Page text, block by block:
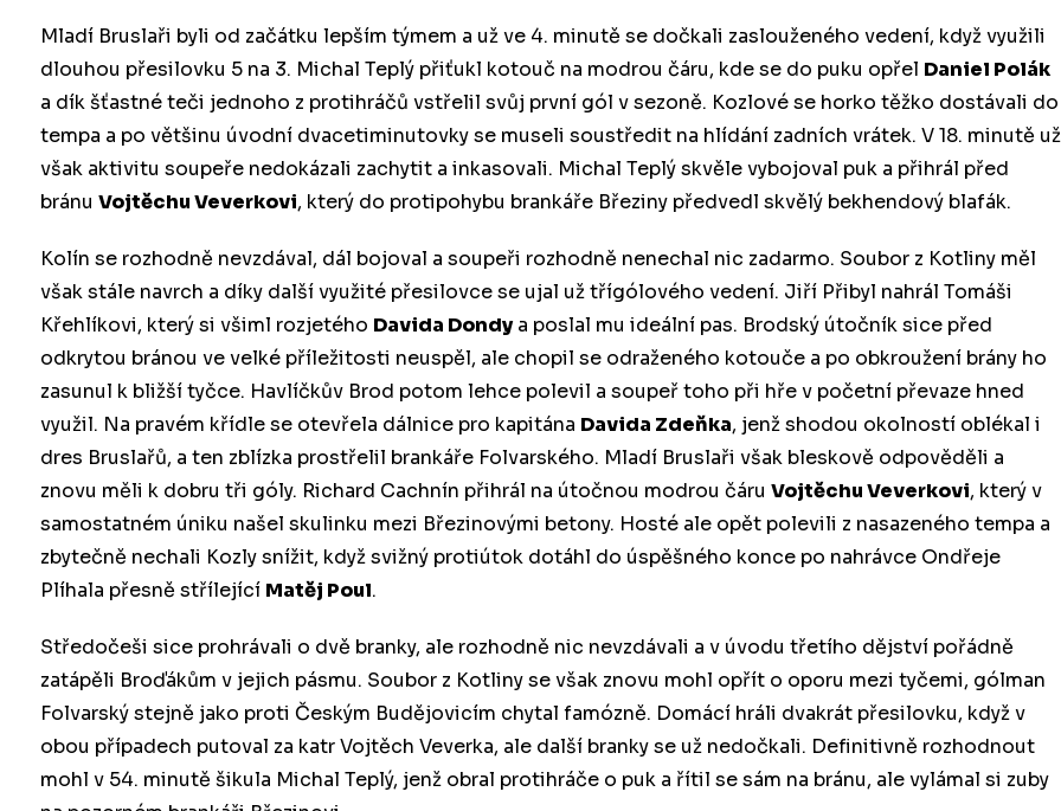
Mladí Bruslaři byli od začátku lepším týmem a už ve 4. minutě se dočkali zaslouženého vedení, když využili
dlouhou přesilovku 5 na 3. Michal Teplý přiťukl kotouč na modrou čáru, kde se do puku opřel Daniel Polák
a dík šťastné teči jednoho z protihráčů vstřelil svůj první gól v sezoně. Kozlové se horko těžko dostávali do
tempa a po většinu úvodní dvacetiminutovky se museli soustředit na hlídání zadních vrátek. V 18. minutě už
však aktivitu soupeře nedokázali zachytit a inkasovali. Michal Teplý skvěle vybojoval puk a přihrál před
bránu Vojtěchu Veverkovi, který do protipohybu brankáře Březiny předvedl skvělý bekhendový blafák.
Kolín se rozhodně nevzdával, dál bojoval a soupeři rozhodně nenechal nic zadarmo. Soubor z Kotliny měl
však stále navrch a díky další využité přesilovce se ujal už třígólového vedení. Jiří Přibyl nahrál Tomáši
Křehlíkovi, který si všiml rozjetého Davida Dondya poslal mu ideální pas. Brodský útočník sice před
odkrytou bránou ve velké příležitosti neuspěl, ale chopil se odraženého kotouče a po obkroužení brány ho
zasunul k bližší tyčce. Havlíčkův Brod potom lehce polevil a soupeř toho při hře v početní převaze hned
využil. Na pravém křídle se otevřela dálnice pro kapitána Davida Zdeňka, jenž shodou okolností oblékal i
dres Bruslařů, a ten zblízka prostřelil brankáře Folvarského. Mladí Bruslaři však bleskově odpověděli a
znovu měli k dobru tři góly. Richard Cachnín přihrál na útočnou modrou čáru Vojtěchu Veverkovi, který v
samostatném úniku našel skulinku mezi Březinovými betony. Hosté ale opět polevili z nasazeného tempa a
zbytečně nechali Kozly snížit, když svižný protiútok dotáhl do úspěšného konce po nahrávce Ondřeje
Plíhala přesně střílející Matěj Poul.
Středočeši sice prohrávali o dvě branky, ale rozhodně nic nevzdávali a v úvodu třetího dějství pořádně
zatápěli Broďákům v jejich pásmu. Soubor z Kotliny se však znovu mohl opřít o oporu mezi tyčemi, gólman
Folvarský stejně jako proti Českým Budějovicím chytal famózně. Domácí hráli dvakrát přesilovku, když v
obou případech putoval za katr Vojtěch Veverka, ale další branky se už nedočkali. Definitivně rozhodnout
mohl v 54. minutě šikula Michal Teplý, jenž obral protihráče o puk a řítil se sám na bránu, ale vylámal si zuby